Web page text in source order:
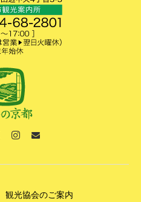
観光協会のご案内